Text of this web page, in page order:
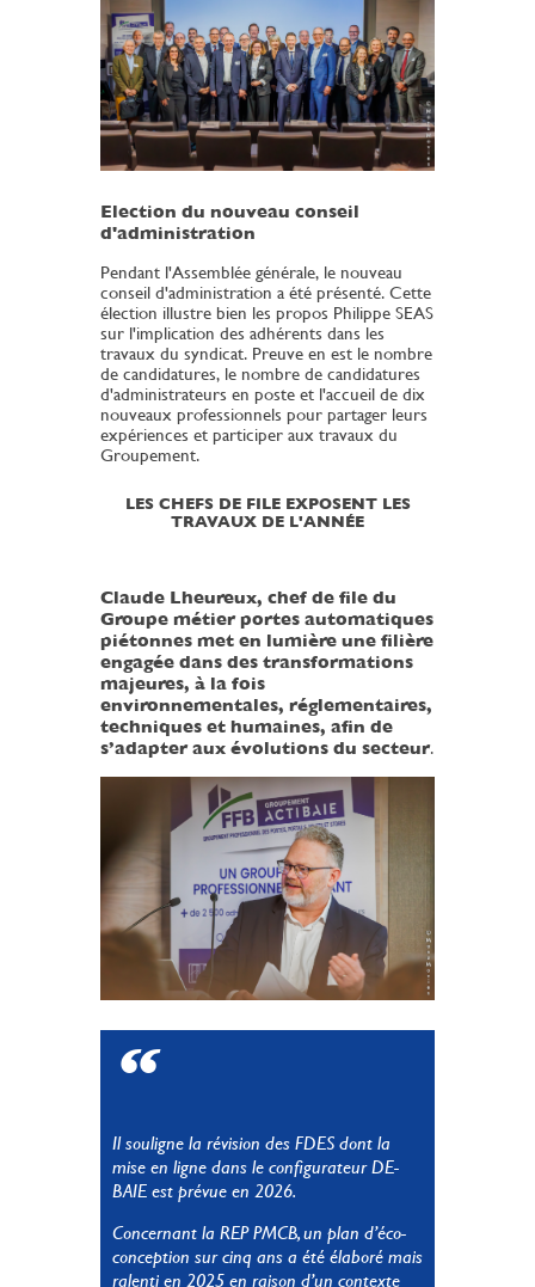
Election du nouveau conseil
d'administration
Pendant l'Assemblée générale, le nouveau
conseil d'administration a été présenté. Cette
élection illustre bien les propos Philippe SEAS
sur l'implication des adhérents dans les
travaux du syndicat. Preuve en est le nombre
de candidatures, le nombre de candidatures
d'administrateurs en poste et l'accueil de dix
nouveaux professionnels pour partager leurs
expériences et participer aux travaux du
Groupement.
LES CHEFS DE FILE EXPOSENT LES
TRAVAUX DE L'ANNÉE
Claude Lheureux, chef de file du
Groupe métier portes automatiques
piétonnes met en lumière une filière
engagée dans des transformations
majeures, à la fois
environnementales, réglementaires,
techniques et humaines, afin de
s’adapter aux évolutions du secteur.
Il souligne la révision des FDES dont la
mise en ligne dans le configurateur DE-
BAIE est prévue en 2026.
Concernant la REP PMCB, un plan d’éco-
conception sur cinq ans a été élaboré mais
ralenti en 2025 en raison d’un contexte